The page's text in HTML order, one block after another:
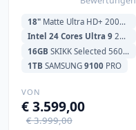
18" Matte Ultra HD+ 200Hz (3840x2400)
Intel 24 Cores Ultra 9 275HX 2.1GHz (5.4GHz) 36MB Cache
16GB SKIKK Selected 5600MHz
1TB SAMSUNG9100 PRO
VON
€ 3.599,00
€ 3.999,00